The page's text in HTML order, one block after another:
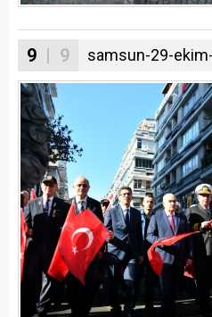
9 | 9 samsun-29-